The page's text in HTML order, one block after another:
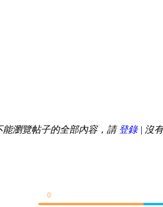
能瀏覽帖子的全部內容，請登錄| 沒
0